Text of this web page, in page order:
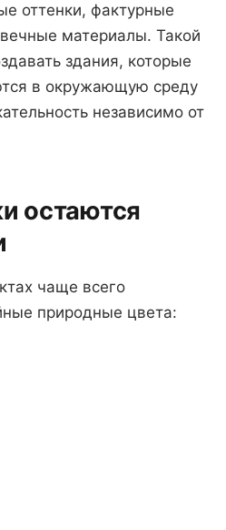
оттенки, фактурные
материалы. Такой
здания, которые
в окружающую среду
независимо от
остаются
чаще всего
природные цвета: